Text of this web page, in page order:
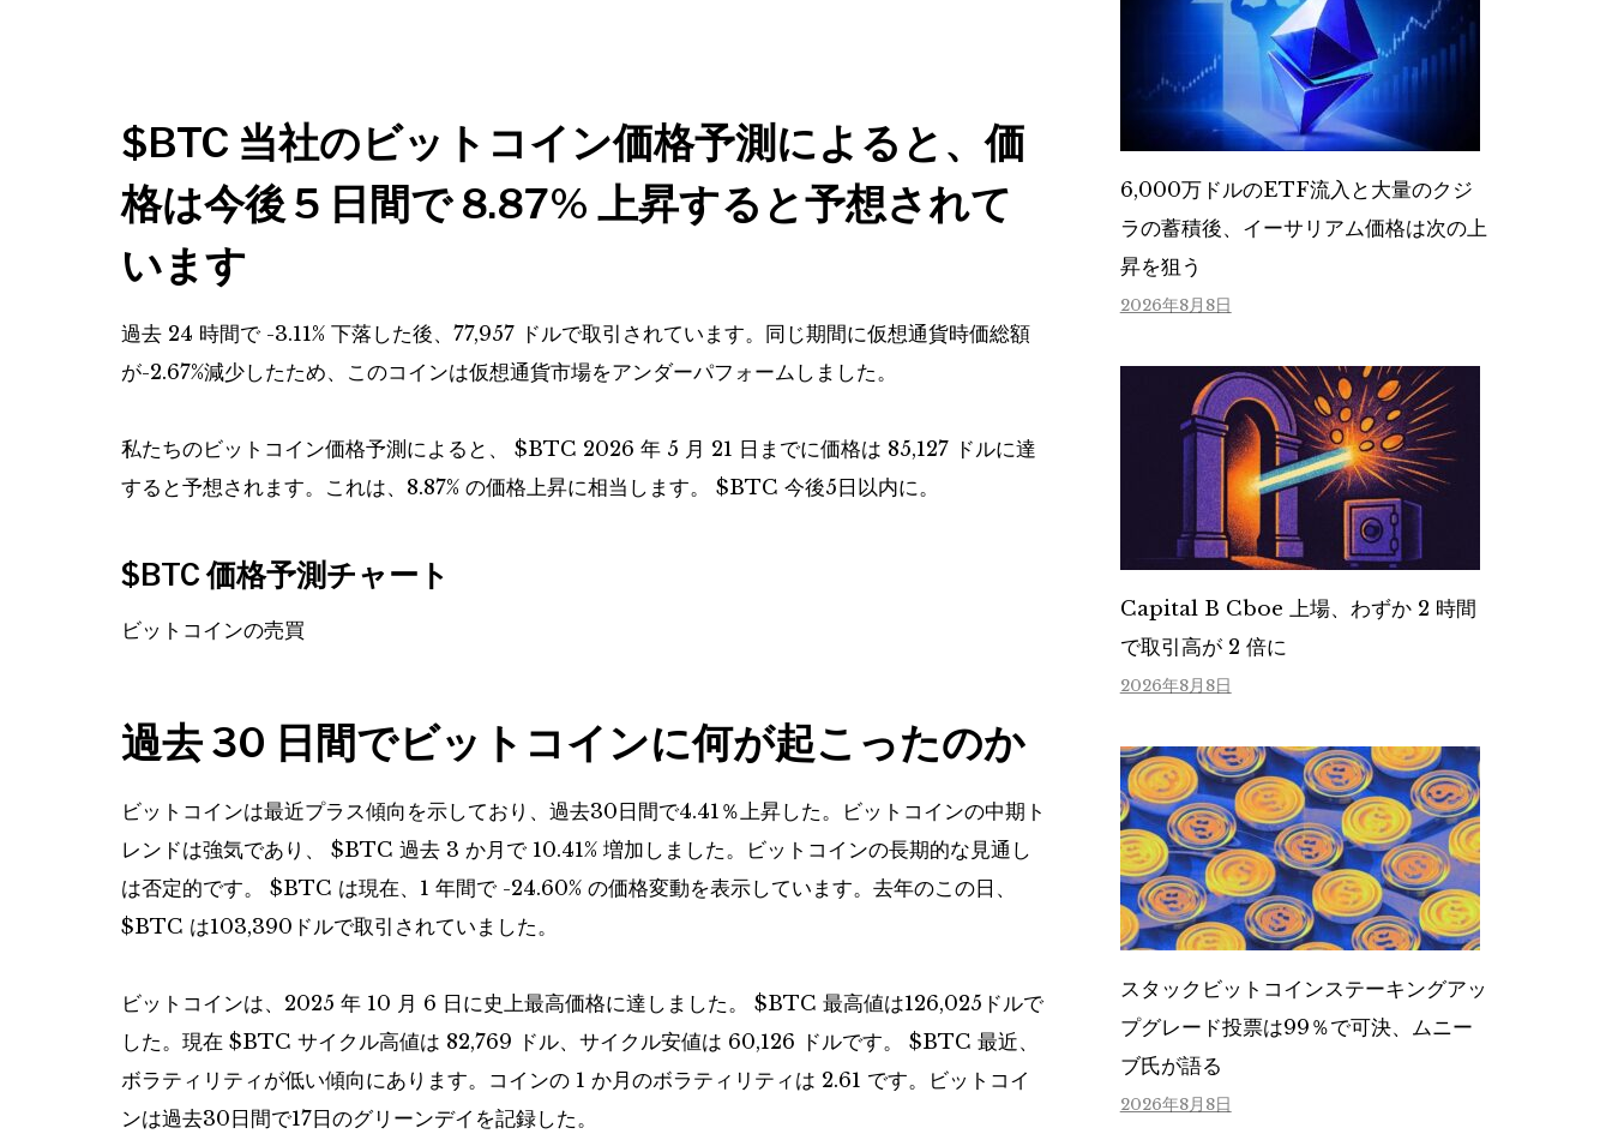
$BTC 当社のビットコイン価格予測によると、価
格は今後 5 日間で 8.87% 上昇すると予想されて
います
過去 24 時間で -3.11% 下落した後、77,957 ドルで取引されています。同じ期間に仮想通貨時価総額
が-2.67%減少したため、このコインは仮想通貨市場をアンダーパフォームしました。
私たちのビットコイン価格予測によると、 $BTC 2026 年 5 月 21 日までに価格は 85,127 ドルに達
すると予想されます。これは、8.87% の価格上昇に相当します。 $BTC 今後5日以内に。
$BTC価格予測チャート
ビットコインの売買
過去 30 日間でビットコインに何が起こったのか
ビットコインは最近プラス傾向を示しており、過去30日間で4.41％上昇した。ビットコインの中期ト
レンドは強気であり、 $BTC 過去 3 か月で 10.41% 増加しました。ビットコインの長期的な見通し
は否定的です。 $BTC は現在、1 年間で -24.60% の価格変動を表示しています。去年のこの日、
$BTC は103,390ドルで取引されていました。
ビットコインは、2025 年 10 月 6 日に史上最高価格に達しました。 $BTC 最高値は126,025ドルで
した。現在 $BTC サイクル高値は 82,769 ドル、サイクル安値は 60,126 ドルです。 $BTC 最近、
ボラティリティが低い傾向にあります。コインの 1 か月のボラティリティは 2.61 です。ビットコイ
ンは過去30日間で17日のグリーンデイを記録した。
6,000万ドルのETF流入と大量のクジ
ラの蓄積後、イーサリアム価格は次の上
昇を狙う
2026年8月8日
Capital B Cboe 上場、わずか 2 時間
で取引高が 2 倍に
2026年8月8日
スタックビットコインステーキングアッ
プグレード投票は99％で可決、ムニー
ブ氏が語る
2026年8月8日